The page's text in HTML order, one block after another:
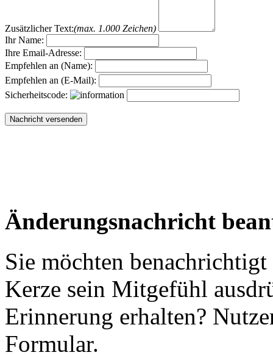
Zusätzlicher Text:(max. 1.000 Zeichen)
Ihr Name:
Ihre Email-Adresse:
Empfehlen an (Name):
Empfehlen an (E-Mail):
Sicherheitscode:
Änderungsnachricht
Sie möchten
Kerze sein Mitgefühl
Erinnerung erhalten?
Formular.